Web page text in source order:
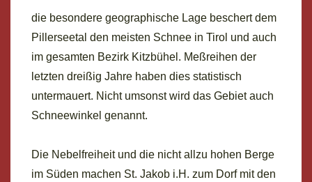
die besondere geographische Lage beschert dem
Pillerseetal den meisten Schnee in Tirol und auch
im gesamten Bezirk Kitzbühel. Meßreihen der
letzten dreißig Jahre haben dies statistisch
untermauert. Nicht umsonst wird das Gebiet auch
Schneewinkel genannt.
Die Nebelfreiheit und die nicht allzu hohen Berge
im Süden machen St. Jakob i.H. zum Dorf mit den